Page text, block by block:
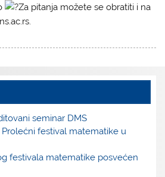
Za pitanja možete se obratiti i na
seminar DMS
Prolećni festival matematike u
festivala matematike posvećen